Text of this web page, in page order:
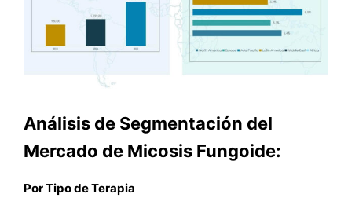
Análisis de Segmentación del
Mercado de Micosis Fungoide:
Por Tipo de Terapia